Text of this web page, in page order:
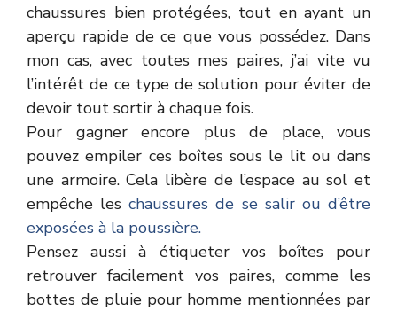
chaussures bien protégées, tout en ayant un
aperçu rapide de ce que vous possédez. Dans
mon cas, avec toutes mes paires, j’ai vite vu
l’intérêt de ce type de solution pour éviter de
devoir tout sortir à chaque fois.
Pour gagner encore plus de place, vous
pouvez empiler ces boîtes sous le lit ou dans
une armoire. Cela libère de l’espace au sol et
empêche leschaussures de se salir ou d’être
exposées à la poussière.
Pensez aussi à étiqueter vos boîtes pour
retrouver facilement vos paires, comme les
bottes de pluie pour homme mentionnées par